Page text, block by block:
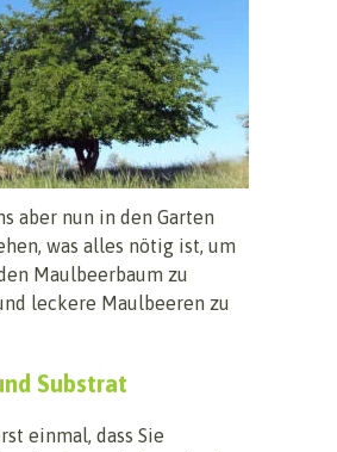
aber nun in den Garten
was alles nötig ist, um
Maulbeerbaum zu
leckere Maulbeeren zu
Substrat
einmal, dass Sie